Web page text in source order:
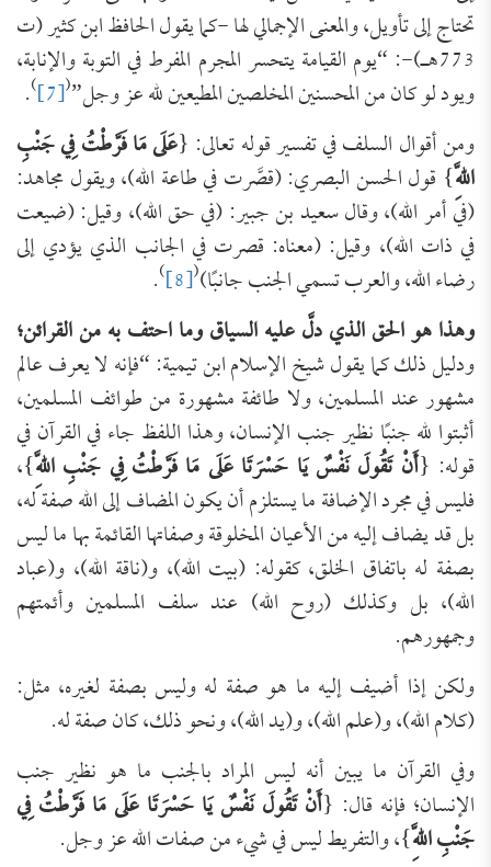
تحتاج إلى تأويل، والمعنى الإجمالي لها -كما يقول الحافظ ابن كثير (ت
773هـ)-: “يوم القيامة يتحسر المجرم المفرط في التوبة والإنابة،
ويود لو كان من المحسنين المخلصين المطيعين لله عز وجل”(
[7]
)
.
ومن أقوال السلف في تفسير قوله تعالى: {عَلَى مَا فَرَّطْتُ فِي جَنْبِ
اللَّهِ} قول الحسن البصري: (قصَّرت في طاعة الله)، ويقول مجاهد:
(في أمر الله)، وقال سعيد بن جبير: (في حق الله)، وقيل: (ضيعت
في ذات الله)، وقيل: (معناه: قصرت في الجانب الذي يؤدي إلى
رضاء الله، والعرب تسمي الجنب جانبًا)(
[8]
)
.
وهذا هو الحق الذي دلَّ عليه السياق وما احتف به من القرائن؛
ودليل ذلك كما يقول شيخ الإسلام ابن تيمية: “فإنه لا يعرف عالم
مشهور عند المسلمين، ولا طائفة مشهورة من طوائف المسلمين،
أثبتوا لله جنبًا نظير جنب الإنسان، وهذا اللفظ جاء في القرآن في
قوله: {أَنْ تَقُولَ نَفْسٌ يَا حَسْرَتَا عَلَى مَا فَرَّطْتُ فِي جَنْبِ اللَّهِ}،
فليس في مجرد الإضافة ما يستلزم أن يكون المضاف إلى الله صفة له،
بل قد يضاف إليه من الأعيان المخلوقة وصفاتها القائمة بها ما ليس
بصفة له باتفاق الخلق، كقوله: (بيت الله)، و(ناقة الله)، و(عباد
الله)، بل وكذلك (روح الله) عند سلف المسلمين وأئمتهم
وجمهورهم.
ولكن إذا أضيف إليه ما هو صفة له وليس بصفة لغيره، مثل:
(كلام الله)، و(علم الله)، و(يد الله)، ونحو ذلك، كان صفة له.
وفي القرآن ما يبين أنه ليس المراد بالجنب ما هو نظير جنب
الإنسان؛ فإنه قال: {أَنْ تَقُولَ نَفْسٌ يَا حَسْرَتَا عَلَى مَا فَرَّطْتُ فِي
جَنْبِ اللَّهِ}، والتفريط ليس في شيء من صفات الله عز وجل.